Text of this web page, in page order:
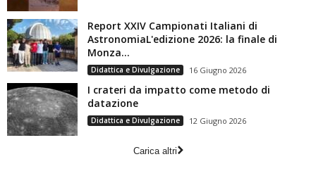
Report XXIV Campionati Italiani di
AstronomiaL'edizione 2026: la finale di
Monza...
Didattica e Divulgazione 16 Giugno 2026
I crateri da impatto come metodo di
datazione
Didattica e Divulgazione 12 Giugno 2026
Carica altri